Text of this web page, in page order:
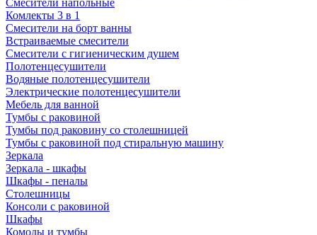
Смесители напольные
Комлекты 3 в 1
Смесители на борт ванны
Встраиваемые смесители
Смесители с гигиеническим душем
Полотенцесушители
Водяные полотенцесушители
Электрические полотенцесушители
Мебель для ванной
Тумбы с раковиной
Тумбы под раковину со столешницей
Тумбы с раковиной под стиральную машину
Зеркала
Зеркала - шкафы
Шкафы - пеналы
Столешницы
Консоли с раковиной
Шкафы
Комоды и тумбы